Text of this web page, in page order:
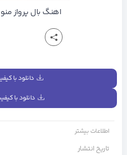
اهنگ بال پرواز
دانلود با
دانلود با کیفیت
اطلاعات بیشتر
تاریخ انتشار